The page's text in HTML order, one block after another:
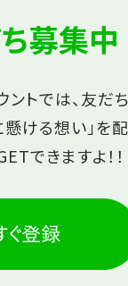
募集中
トでは、友だ
ける想い」を
できますよ！！